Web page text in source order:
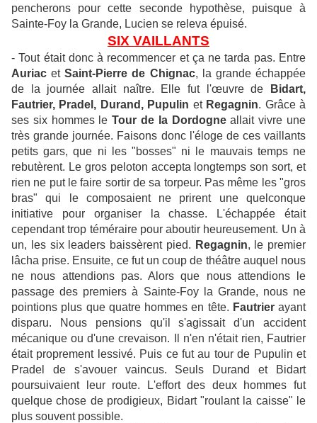
pencherons pour cette seconde hypothèse, puisque à
Sainte-Foy la Grande, Lucien se releva épuisé.
SIX VAILLANTS
- Tout était donc à recommencer et ça ne tarda pas. Entre
Auriac etSaint-Pierre de Chignac, la grande échappée
de la journée allait naître. Elle fut l'œuvre de
Bidart,
Fautrier, Pradel, Durand, Pupulin et Regagnin. Grâce à
ses six hommes leTour de la Dordogneallait vivre une
très grande journée. Faisons donc l'éloge de ces vaillants
petits gars, que ni les "bosses" ni le mauvais temps ne
rebutèrent. Le gros peloton accepta longtemps son sort, et
rien ne put le faire sortir de sa torpeur. Pas même les "gros
bras" qui le composaient ne prirent une quelconque
initiative pour organiser la chasse.
L'échappée était
cependant trop téméraire pour aboutir heureusement. Un à
un, les six leaders baissèrent pied. Regagnin, le premier
lâcha prise. Ensuite, ce fut un coup de théâtre auquel nous
ne nous attendions pas. Alors que nous attendions le
passage des premiers à Sainte-Foy la Grande, nous ne
pointions plus que quatre hommes en tête. Fautrierayant
disparu. Nous pensions qu'il s'agissait d'un accident
mécanique ou d'une crevaison. Il n'en n'était rien, Fautrier
était proprement lessivé. Puis ce fut au tour de Pupulin et
Pradel de s'avouer vaincus. Seuls Durand et Bidart
poursuivaient leur route. L'effort des deux hommes fut
quelque chose de prodigieux, Bidart "roulant la caisse" le
plus souvent possible.